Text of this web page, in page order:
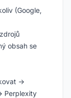
(Google,
obsah se
->
Perplexity